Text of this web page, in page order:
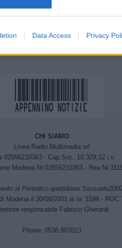
Data Access Privacy
meteo Emilia Romagna,
domenica 15
CHI SIAMO
Linea Radio Multimedia srl
02556210363 - Cap.Soc. 10.329,12 i.v.
Modena Nr.02556210363 - Rea
al Periodico quotidiano
Modena il 30/08/2001 al nr. 1599 - ROC
responsabile Fabrizio Gherardi
Phone: 0536.807013